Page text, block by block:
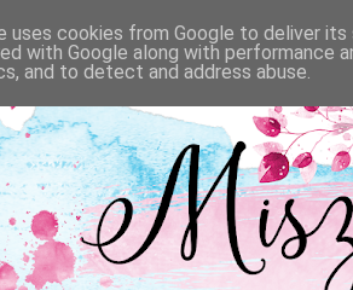
uses cookies from Google to deliver
with Google along with performance
and to detect and address abuse.